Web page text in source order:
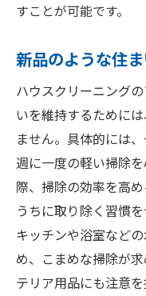
すことが可能です。
新品のような住
ハウスクリーニング
いを維持するために
ません。具体的には
週に一度の軽い掃除
際、掃除の効率を高
うちに取り除く習慣
キッチンや浴室など
め、こまめな掃除が
テリア用品にも注意